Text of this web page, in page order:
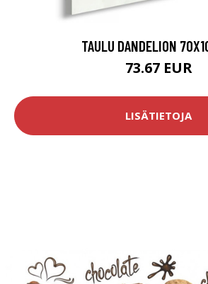
TAULU DANDELION
73.67 EUR
LISÄTIETOJA